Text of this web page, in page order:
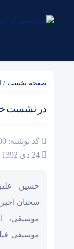
صفحه نخست /
در نشست
کد نوشته: 46980
حسین
سخنان
موسیقی،
موسیقی